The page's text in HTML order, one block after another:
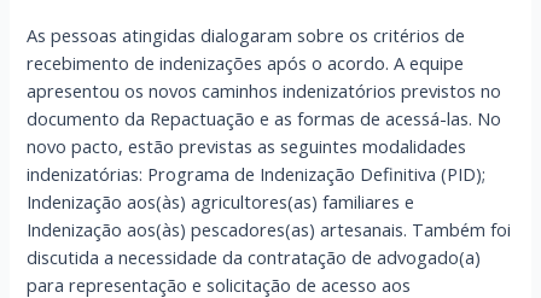
As pessoas atingidas dialogaram sobre os critérios de
recebimento de indenizações após o acordo. A equipe
apresentou os novos caminhos indenizatórios previstos no
documento da Repactuação e as formas de acessá-las. No
novo pacto, estão previstas as seguintes modalidades
indenizatórias: Programa de Indenização Definitiva (PID);
Indenização aos(às) agricultores(as) familiares e
Indenização aos(às) pescadores(as) artesanais. Também foi
discutida a necessidade da contratação de advogado(a)
para representação e solicitação de acesso aos